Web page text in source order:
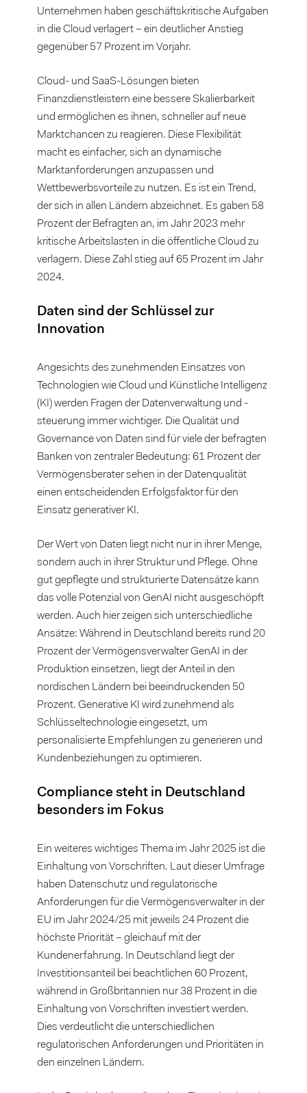
Unternehmen haben geschäftskritische Aufgaben
in die Cloud verlagert – ein deutlicher Anstieg
gegenüber 57 Prozent im Vorjahr.
Cloud- und SaaS-Lösungen bieten
Finanzdienstleistern eine bessere Skalierbarkeit
und ermöglichen es ihnen, schneller auf neue
Marktchancen zu reagieren. Diese Flexibilität
macht es einfacher, sich an dynamische
Marktanforderungen anzupassen und
Wettbewerbsvorteile zu nutzen. Es ist ein Trend,
der sich in allen Ländern abzeichnet. Es gaben 58
Prozent der Befragten an, im Jahr 2023 mehr
kritische Arbeitslasten in die öffentliche Cloud zu
verlagern. Diese Zahl stieg auf 65 Prozent im Jahr
2024.
Daten sind der Schlüssel zur
Innovation
Angesichts des zunehmenden Einsatzes von
Technologien wie Cloud und Künstliche Intelligenz
(KI) werden Fragen der Datenverwaltung und -
steuerung immer wichtiger. Die Qualität und
Governance von Daten sind für viele der befragten
Banken von zentraler Bedeutung: 61 Prozent der
Vermögensberater sehen in der Datenqualität
einen entscheidenden Erfolgsfaktor für den
Einsatz generativer KI.
Der Wert von Daten liegt nicht nur in ihrer Menge,
sondern auch in ihrer Struktur und Pflege. Ohne
gut gepflegte und strukturierte Datensätze kann
das volle Potenzial von GenAI nicht ausgeschöpft
werden. Auch hier zeigen sich unterschiedliche
Ansätze: Während in Deutschland bereits rund 20
Prozent der Vermögensverwalter GenAI in der
Produktion einsetzen, liegt der Anteil in den
nordischen Ländern bei beeindruckenden 50
Prozent. Generative KI wird zunehmend als
Schlüsseltechnologie eingesetzt, um
personalisierte Empfehlungen zu generieren und
Kundenbeziehungen zu optimieren.
Compliance steht in Deutschland
besonders im Fokus
Ein weiteres wichtiges Thema im Jahr 2025 ist die
Einhaltung von Vorschriften. Laut dieser Umfrage
haben Datenschutz und regulatorische
Anforderungen für die Vermögensverwalter in der
EU im Jahr 2024/25 mit jeweils 24 Prozent die
höchste Priorität – gleichauf mit der
Kundenerfahrung. In Deutschland liegt der
Investitionsanteil bei beachtlichen 60 Prozent,
während in Großbritannien nur 38 Prozent in die
Einhaltung von Vorschriften investiert werden.
Dies verdeutlicht die unterschiedlichen
regulatorischen Anforderungen und Prioritäten in
den einzelnen Ländern.